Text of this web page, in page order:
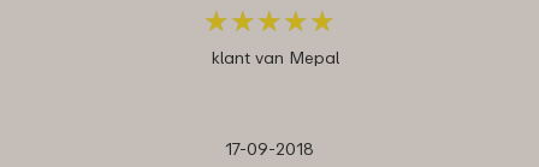
★★★★★
★★★★★
klant van Mepal
17-09-2018